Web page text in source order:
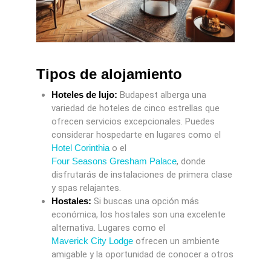
Tipos de alojamiento
Hoteles de lujo: Budapest alberga una
variedad de hoteles de cinco estrellas que
ofrecen servicios excepcionales. Puedes
considerar hospedarte en lugares como el
Hotel Corinthiao el
Four Seasons Gresham Palace, donde
disfrutarás de instalaciones de primera clase
y spas relajantes.
Hostales: Si buscas una opción más
económica, los hostales son una excelente
alternativa. Lugares como el
Maverick City Lodgeofrecen un ambiente
amigable y la oportunidad de conocer a otros